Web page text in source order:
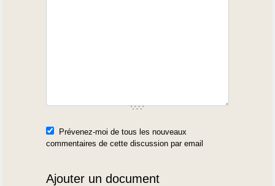
Prévenez-moi de tous les nouveaux
commentaires de cette discussion par email
Ajouter un document